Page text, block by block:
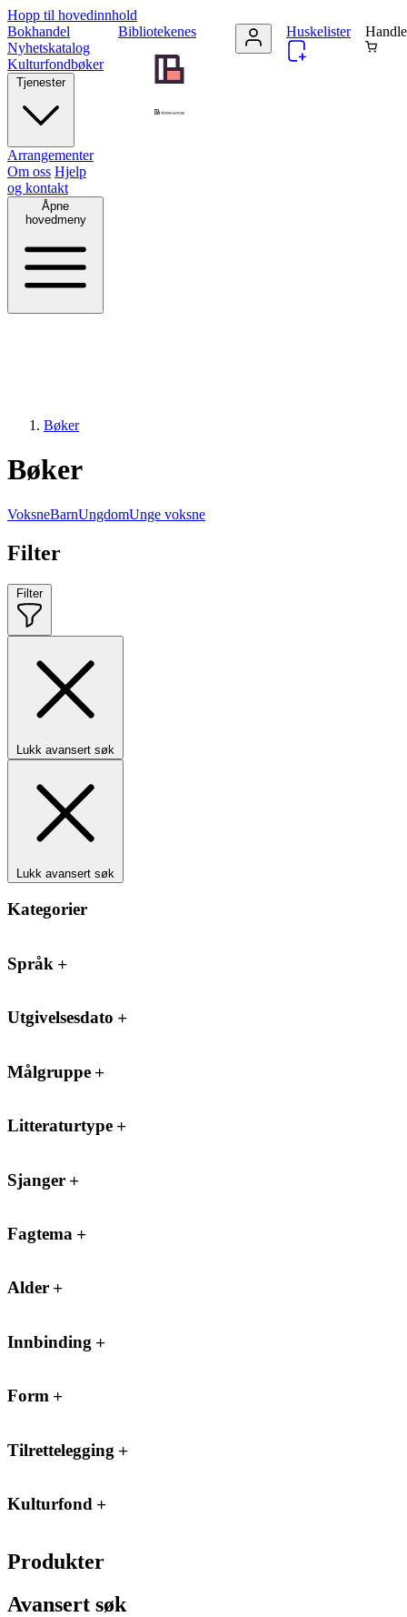
Hopp til hovedinnhold
Bibliotekenes
Bokhandel
Nyhetskatalog
Kulturfondbøker
Tjenester
Arrangementer
Om oss Hjelp
og kontakt
Åpne
hovedmeny
Huskelister
Bøker
Bøker
VoksneBarnUngdomUnge voksne
Filter
Filter
Lukk avansert søk
Lukk avansert søk
Kategorier
Språk
Utgivelsesdato
Målgruppe
Litteraturtype
Sjanger
Fagtema
Alder
Innbinding
Form
Tilrettelegging
Kulturfond
Produkter
Avansert søk